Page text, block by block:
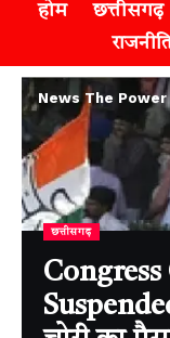
होम छत्तीसगढ़
News The Power
छत्तीसगढ़